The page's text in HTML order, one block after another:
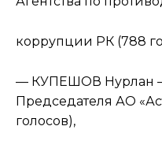
коррупции РК (788
— КУПЕШОВ Нурлан
Председателя АО
голосов),